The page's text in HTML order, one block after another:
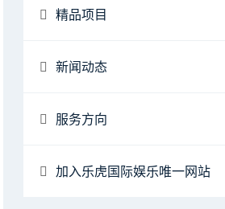
精品项目
新闻动态
服务方向
加入乐虎国际娱乐唯一网站